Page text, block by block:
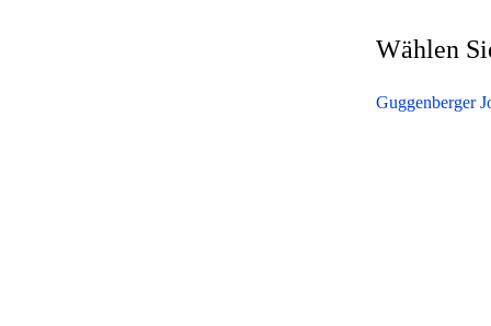
Wählen
Guggenberger